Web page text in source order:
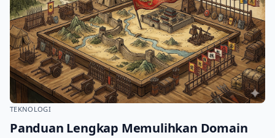
TEKNOLOGI
Panduan Lengkap Memulihkan Domain